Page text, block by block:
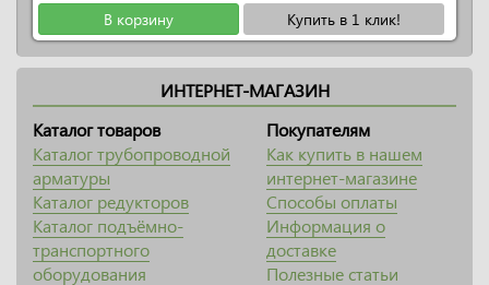
В корзину Купить в 1 клик!
ИНТЕРНЕТ-МАГАЗИН
Каталог товаров
Каталог трубопроводной
арматуры
Каталог редукторов
Каталог подъёмно-
транспортного
оборудования
Покупателям
Как купить в нашем
интернет-магазине
Способы оплаты
Информация о
доставке
Полезные статьи